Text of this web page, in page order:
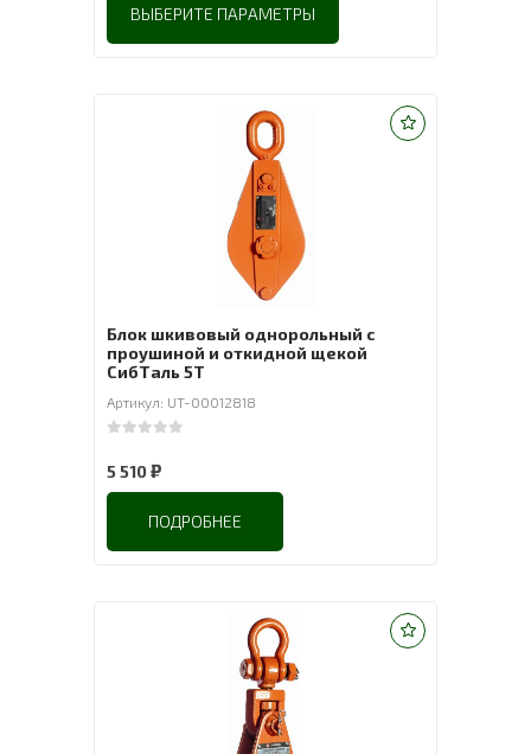
ВЫБЕРИТЕ ПАРАМЕТРЫ
Блок шкивовый однорольный с
проушиной и откидной щекой
СибТаль 5Т
Артикул: UT-00012818
5 510₽
ПОДРОБНЕЕ